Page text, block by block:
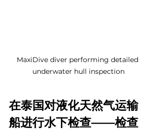
MaxiDive diver performing detailed
underwater hull inspection
在泰国对液化天然气运输
船进行水下检查——检查